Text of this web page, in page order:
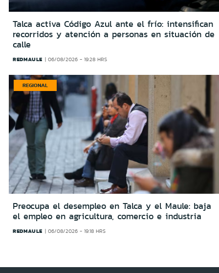
Talca activa Código Azul ante el frío: intensifican
recorridos y atención a personas en situación de
calle
REDMAULE 06/08/2026 - 19:28 HRS
REGIONAL
Preocupa el desempleo en Talca y el Maule: baja
el empleo en agricultura, comercio e industria
REDMAULE 06/08/2026 - 19:18 HRS